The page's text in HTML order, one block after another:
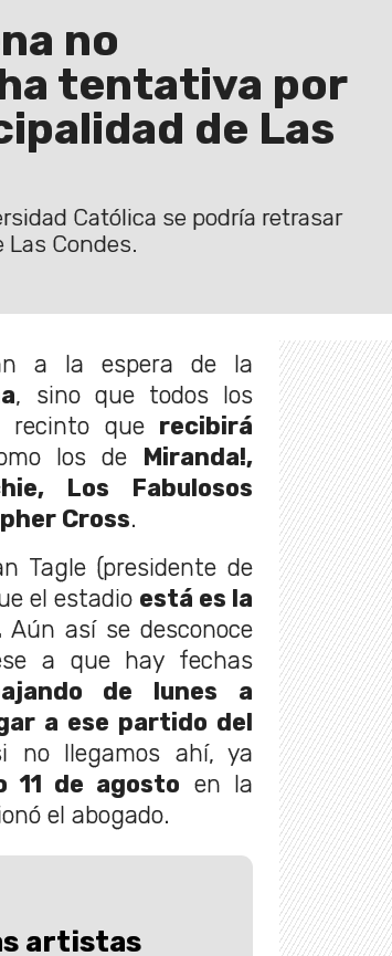
no
tentativa por
de Las
Católica se podría retrasar
Condes.
a la espera de la
, sino que todos los
recinto que recibirá
los de Miranda!,
Los Fabulosos
Cross.
Tagle (presidente de
el estadio está es la
Aún así se desconoce
a que hay fechas
de lunes a
a ese partido del
no llegamos ahí, ya
11 de agosto en la
el abogado.
artistas